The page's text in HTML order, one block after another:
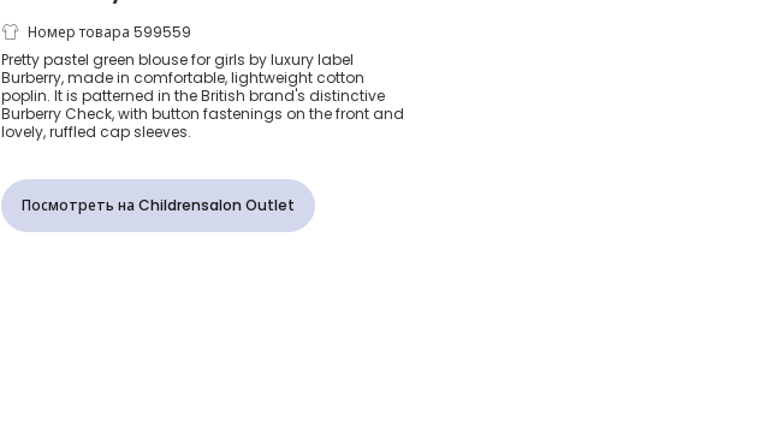
Girls Green Check
Cotton Blouse
Номер товара 599559
Pretty pastel green blouse for girls by luxury label
Burberry, made in comfortable, lightweight cotton
poplin. It is patterned in the British brand's distinctive
Burberry Check, with button fastenings on the front and
lovely, ruffled cap sleeves.
Посмотреть на Childrensalon Outlet